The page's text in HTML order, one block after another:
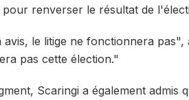
renverser le résultat de
le litige ne fonctionnera pas",
pas cette élection."
Scaringi a également admis